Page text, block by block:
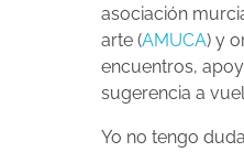
asociación
arte (AMUCA) y
encuentros,
sugerencia a
Yo no tengo